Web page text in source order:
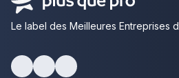
Le label des Meilleures Entreprises